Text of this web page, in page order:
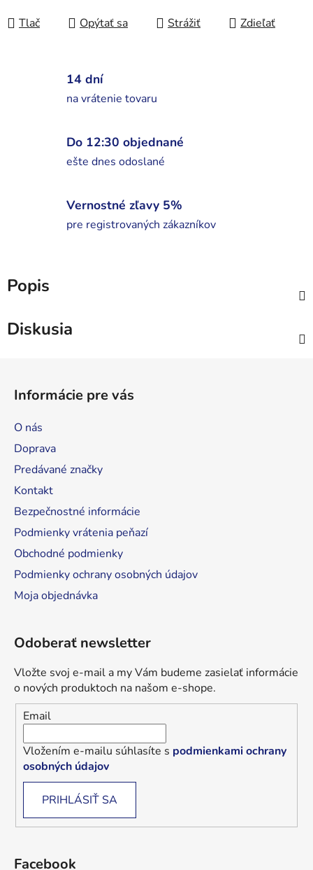
Tlač Opýtať sa Strážiť Zdieľať
14 dní
na vrátenie tovaru
Do 12:30 objednané
ešte dnes odoslané
Vernostné zľavy 5%
pre registrovaných zákazníkov
Popis
Diskusia
Informácie pre vás
O nás
Doprava
Predávané značky
Kontakt
Bezpečnostné informácie
Podmienky vrátenia peňazí
Obchodné podmienky
Podmienky ochrany osobných údajov
Moja objednávka
Odoberať newsletter
Vložte svoj e-mail a my Vám budeme zasielať informácie
o nových produktoch na našom e-shope.
Email
Vložením e-mailu súhlasíte s podmienkami ochrany
osobných údajov
PRIHLÁSIŤ SA
Facebook